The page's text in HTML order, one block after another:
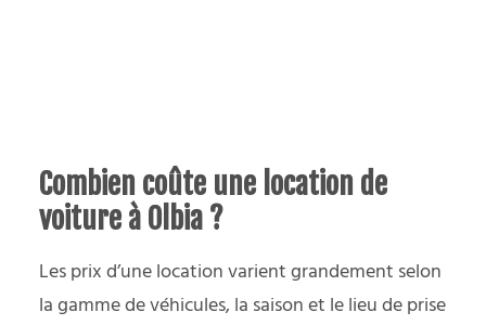
Combien coûte une location de
voiture à Olbia ?
Les prix d’une location varient grandement selon
la gamme de véhicules, la saison et le lieu de prise